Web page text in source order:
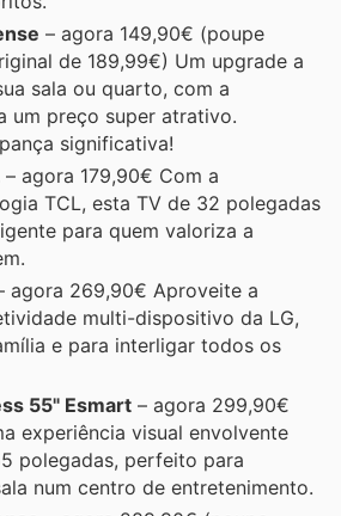
– agora 149,90€ (poupe
de 189,99€) Um upgrade a
sala ou quarto, com a
um preço super atrativo.
significativa!
– agora 179,90€ Com a
TCL, esta TV de 32 polegadas
para quem valoriza a
agora 269,90€ Aproveite a
multi-dispositivo da LG,
e para interligar todos os
55" Esmart – agora 299,90€
experiência visual envolvente
polegadas, perfeito para
num centro de entretenimento.